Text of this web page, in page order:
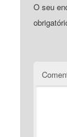
O seu